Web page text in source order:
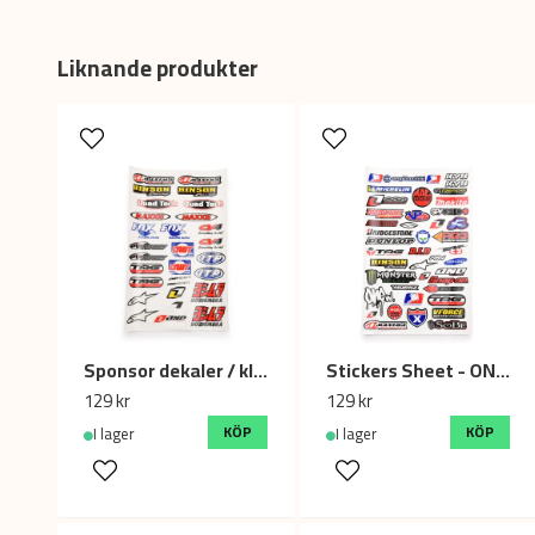
Liknande produkter
Sponsor dekaler / klistermärken - FOX, ONE, MAXXIS, YOSHIMURA
129 kr
I lager KÖP
Stickers Sheet - ONE, Monster, Alpinestars, Michelin
129 kr
I lager KÖP